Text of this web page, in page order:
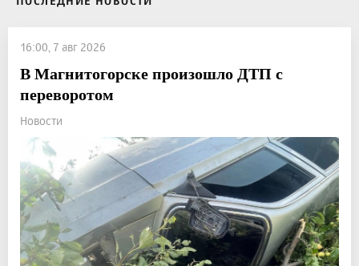
16:00, 7 авг 2026
В Магнитогорске произошло ДТП с
переворотом
Новости